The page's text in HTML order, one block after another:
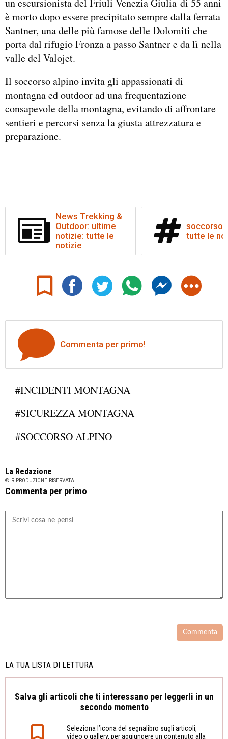
è morto dopo essere precipitato sempre dalla ferrata
Santner, una delle più famose delle Dolomiti che
porta dal rifugio Fronza a passo Santner e da lì nella
valle del Valojet.
Il soccorso alpino invita gli appassionati di
montagna ed outdoor ad una frequentazione
consapevole della montagna, evitando di affrontare
sentieri e percorsi senza la giusta attrezzatura e
preparazione.
News Trekking &
Outdoor: ultime
notizie: tutte le
notizie
soccorso
tutte le
Commenta per primo!
#INCIDENTI MONTAGNA
#SICUREZZA MONTAGNA
#SOCCORSO ALPINO
La Redazione
© RIPRODUZIONE RISERVATA
Commenta per primo
LA TUA LISTA DI LETTURA
Salva gli articoli che ti interessano per leggerli in un
secondo momento
Seleziona l’icona del segnalibro sugli articoli,
video o gallery, per aggiungere un contenuto alla